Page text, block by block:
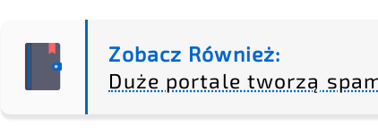
Zobacz Również:
Duże portale tworzą